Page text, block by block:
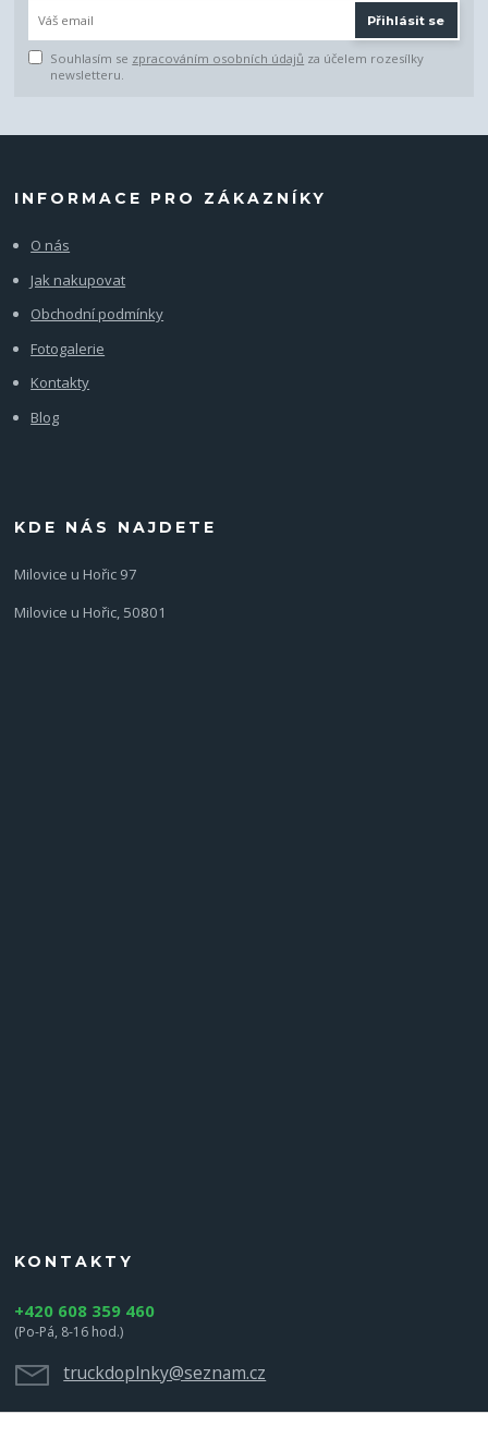
Přihlásit se
Souhlasím se zpracováním osobních údajů za účelem rozesílky
newsletteru.
INFORMACE PRO ZÁKAZNÍKY
O nás
Jak nakupovat
Obchodní podmínky
Fotogalerie
Kontakty
Blog
KDE NÁS NAJDETE
Milovice u Hořic 97
Milovice u Hořic, 50801
KONTAKTY
+420 608 359 460
(Po-Pá, 8-16 hod.)
truckdoplnky@seznam.cz